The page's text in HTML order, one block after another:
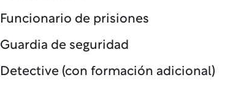
Funcionario de prisiones
Guardia de seguridad
Detective (con formación adicional)